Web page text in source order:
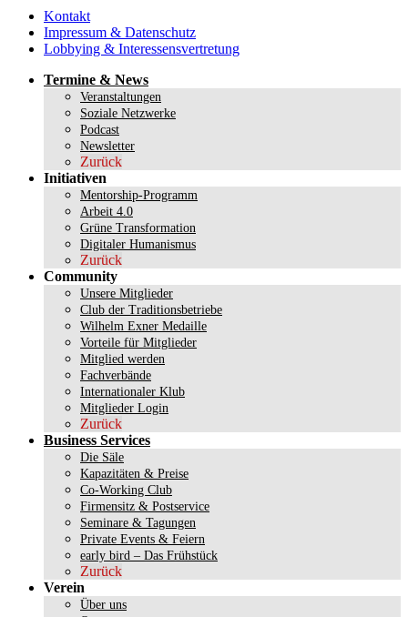
Kontakt
Impressum & Datenschutz
Lobbying & Interessensvertretung
Termine & News
Veranstaltungen
Soziale Netzwerke
Podcast
Newsletter
Zurück
Initiativen
Mentorship-Programm
Arbeit 4.0
Grüne Transformation
Digitaler Humanismus
Zurück
Community
Unsere Mitglieder
Club der Traditionsbetriebe
Wilhelm Exner Medaille
Vorteile für Mitglieder
Mitglied werden
Fachverbände
Internationaler Klub
Mitglieder Login
Zurück
Business Services
Die Säle
Kapazitäten & Preise
Co-Working Club
Firmensitz & Postservice
Seminare & Tagungen
Private Events & Feiern
early bird – Das Frühstück
Zurück
Verein
Über uns